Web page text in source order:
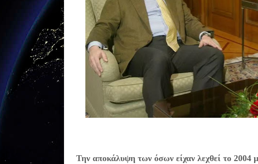
Την αποκάλυψη των όσων είχαν λεχθεί το